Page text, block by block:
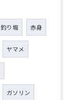
釣り堀 赤身
ヤマメ
ガソリン